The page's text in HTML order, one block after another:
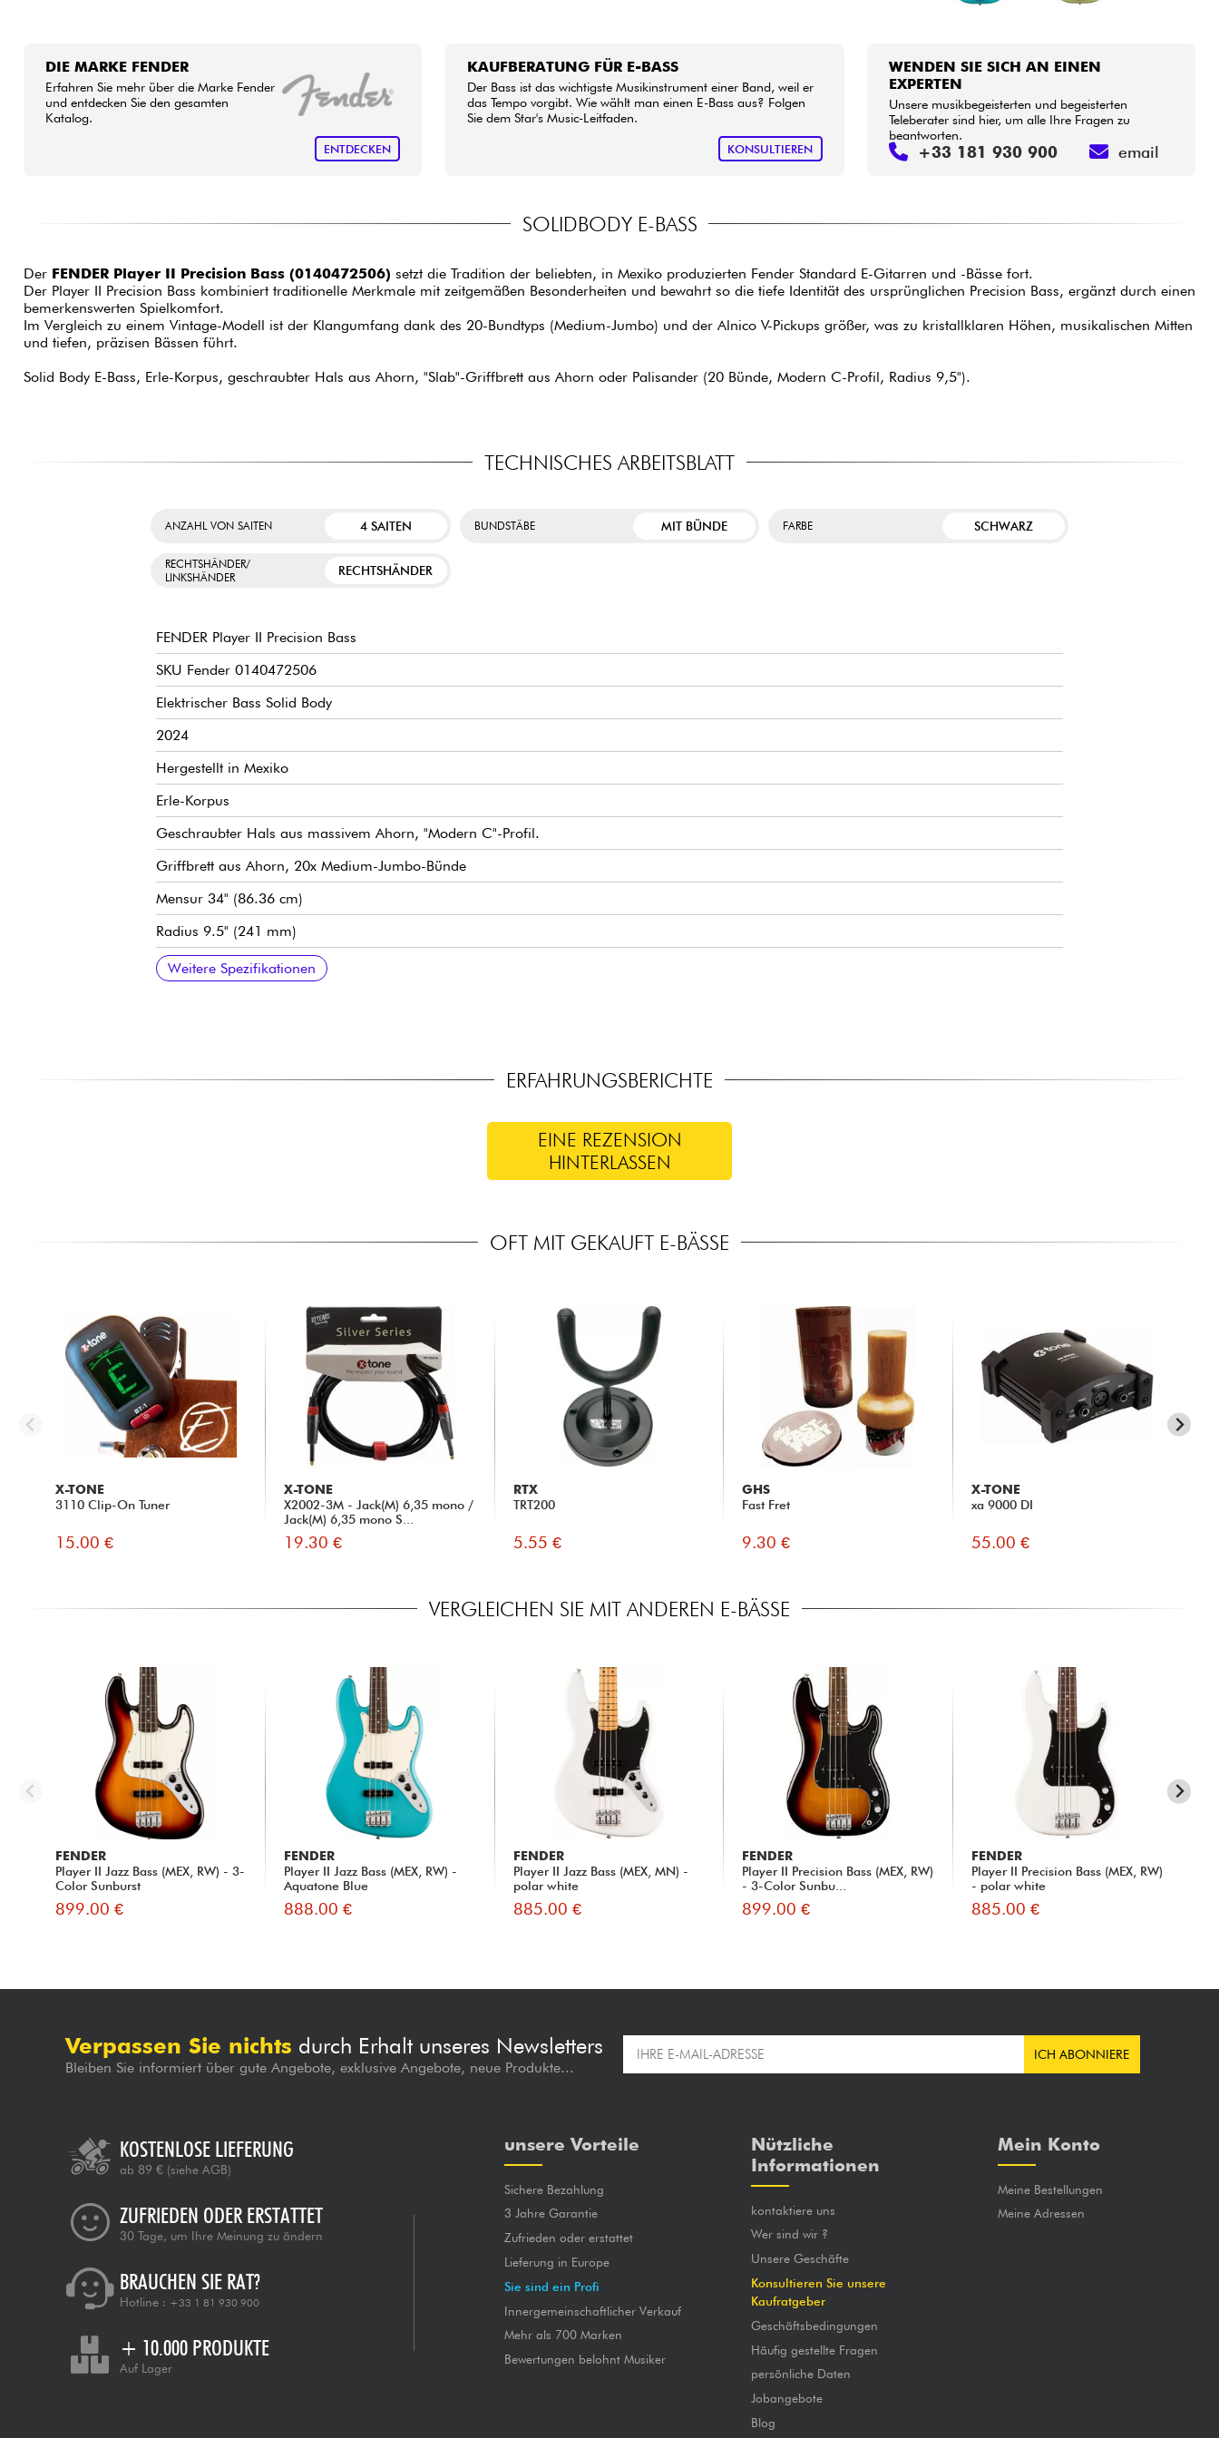
DIE MARKE FENDER
Erfahren Sie mehr über die Marke Fender
und entdecken Sie den gesamten
Katalog.
ENTDECKEN
KAUFBERATUNG FÜR E-BASS
Der Bass ist das wichtigste Musikinstrument einer Band, weil er
das Tempo vorgibt. Wie wählt man einen E-Bass aus? Folgen
Sie dem Star's Music-Leitfaden.
KONSULTIEREN
WENDEN SIE SICH AN EINEN
EXPERTEN
Unsere musikbegeisterten und begeisterten
Teleberater sind hier, um alle Ihre Fragen zu
beantworten.
+33 181 930 900 email
SOLIDBODY E-BASS
Der FENDER Player II Precision Bass (0140472506) setzt die Tradition der beliebten, in Mexiko produzierten Fender Standard E-Gitarren und -Bässe fort.
Der Player II Precision Bass kombiniert traditionelle Merkmale mit zeitgemäßen Besonderheiten und bewahrt so die tiefe Identität des ursprünglichen Precision Bass, ergänzt durch einen
bemerkenswerten Spielkomfort.
Im Vergleich zu einem Vintage-Modell ist der Klangumfang dank des 20-Bundtyps (Medium-Jumbo) und der Alnico V-Pickups größer, was zu kristallklaren Höhen, musikalischen Mitten
und tiefen, präzisen Bässen führt.
Solid Body E-Bass, Erle-Korpus, geschraubter Hals aus Ahorn, "Slab"-Griffbrett aus Ahorn oder Palisander (20 Bünde, Modern C-Profil, Radius 9,5").
TECHNISCHES ARBEITSBLATT
ANZAHL VON SAITEN 4 SAITEN BUNDSTÄBE MIT BÜNDE FARBE SCHWARZ
RECHTSHÄNDER/
LINKSHÄNDER
RECHTSHÄNDER
FENDER Player II Precision Bass
SKU Fender 0140472506
Elektrischer Bass Solid Body
2024
Hergestellt in Mexiko
Erle-Korpus
Geschraubter Hals aus massivem Ahorn, "Modern C"-Profil.
Griffbrett aus Ahorn, 20x Medium-Jumbo-Bünde
Mensur 34" (86.36 cm)
Radius 9.5" (241 mm)
Hals Breite 1. Bund 1.625" (41.3 mm)
Single-coil Tonabnehmer Fender Player Series Alnico V
Allgemeine Lautstärke
Allgemeiner Ton
Steg Fender Standard 4-Saddle Standard
Fender Standard stimmmechaniken
Hochglanz Polyester Korpus Finish
Hals Urethan-Satin-Finish
Weitere Spezifikationen
ERFAHRUNGSBERICHTE
EINE REZENSION
HINTERLASSEN
OFT MIT GEKAUFT E-BÄSSE
X-TONE
3110 Clip-On Tuner
15.00 €
X-TONE
X2002-3M - Jack(M) 6,35 mono /
Jack(M) 6,35 mono S...
19.30 €
RTX
TRT200
5.55 €
GHS
Fast Fret
9.30 €
X-TONE
xa 9000 DI
55.00 €
VERGLEICHEN SIE MIT ANDEREN E-BÄSSE
FENDER
Player II Jazz Bass (MEX, RW) - 3-
Color Sunburst
899.00 €
FENDER
Player II Jazz Bass (MEX, RW) -
Aquatone Blue
888.00 €
FENDER
Player II Jazz Bass (MEX, MN) -
polar white
885.00 €
FENDER
Player II Precision Bass (MEX, RW)
- 3-Color Sunbu...
899.00 €
FENDER
Player II Precision Bass (MEX, RW)
- polar white
885.00 €
Verpassen Sie nichts durch Erhalt unseres Newsletters
Bleiben Sie informiert über gute Angebote, exklusive Angebote, neue Produkte...
ICH ABONNIERE
KOSTENLOSE LIEFERUNG
ab 89 € (siehe AGB)
ZUFRIEDEN ODER ERSTATTET
30 Tage, um Ihre Meinung zu ändern
BRAUCHEN SIE RAT?
Hotline : +33 1 81 930 900
+ 10.000 PRODUKTE
Auf Lager
unsere Vorteile
Sichere Bezahlung
3 Jahre Garantie
Zufrieden oder erstattet
Lieferung in Europe
Sie sind ein Profi
Innergemeinschaftlicher Verkauf
Mehr als 700 Marken
Bewertungen belohnt Musiker
Nützliche
Informationen
kontaktiere uns
Wer sind wir ?
Unsere Geschäfte
Konsultieren Sie unsere
Kaufratgeber
Geschäftsbedingungen
Häufig gestellte Fragen
persönliche Daten
Jobangebote
Blog
Mein Konto
Meine Bestellungen
Meine Adressen